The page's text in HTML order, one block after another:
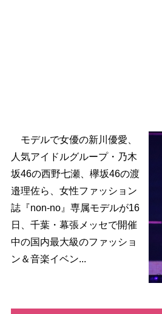
モデルで女優の新川優愛、
人気アイドルグループ・乃木
坂46の西野七瀬、欅坂46の渡
邉理佐ら、女性ファッション
誌『non-no』専属モデルが16
日、千葉・幕張メッセで開催
中の国内最大級のファッショ
ン＆音楽イベン...